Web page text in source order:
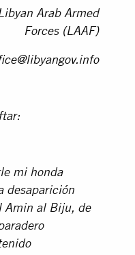
Arab Armed
Forces (LAAF)
mi honda
desaparición
Amin al Biju, de